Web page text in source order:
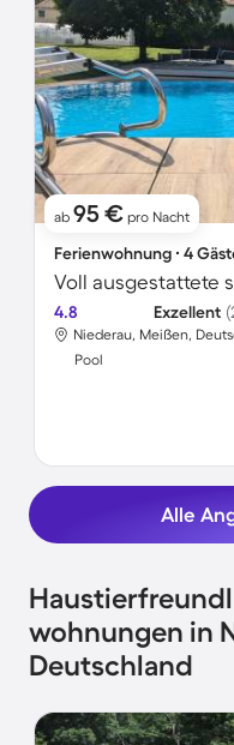
ab 95 € pro Nacht
Ferienwohnung ∙ 4
4.8 Exzellent
Niederau, Meißen,
Pool
Alle
wohnungen in
Deutschland